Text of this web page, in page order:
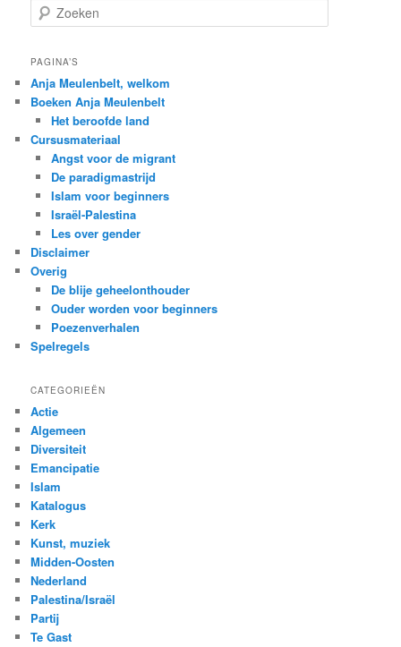
o
k
n
PAGINA’S
Anja Meulenbelt, welkom
Boeken Anja Meulenbelt
Het beroofde land
Cursusmateriaal
Angst voor de migrant
De paradigmastrijd
Islam voor beginners
Israël-Palestina
Les over gender
Disclaimer
Overig
De blije geheelonthouder
Ouder worden voor beginners
Poezenverhalen
Spelregels
CATEGORIEËN
Actie
Algemeen
Diversiteit
Emancipatie
Islam
Katalogus
Kerk
Kunst, muziek
Midden-Oosten
Nederland
Palestina/Israël
Partij
Te Gast